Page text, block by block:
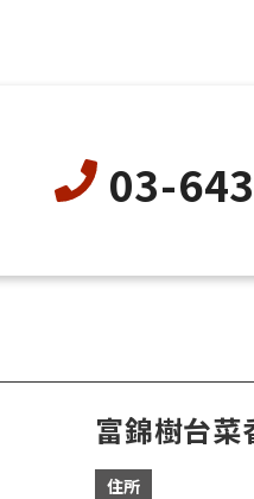
03-
富錦樹台菜
住所